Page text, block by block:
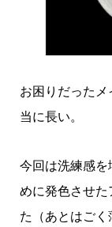
お困りだった
当に長い。
今回は洗練感を
めに発色させた
た（あとはごく